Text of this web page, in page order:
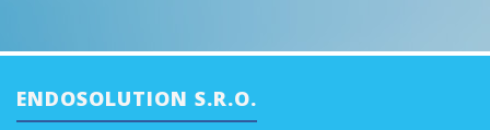
ENDOSOLUTION S.R.O.